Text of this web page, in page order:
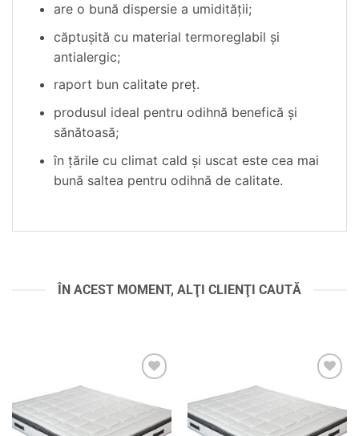
are o bună dispersie a umidităţii;
căptușită cu material termoreglabil și
antialergic;
raport bun calitate preț.
produsul ideal pentru odihnă benefică şi
sănătoasă;
în ţările cu climat cald şi uscat este cea mai
bună saltea pentru odihnă de calitate.
ÎN ACEST MOMENT, ALŢI CLIENŢI CAUTĂ
în
în